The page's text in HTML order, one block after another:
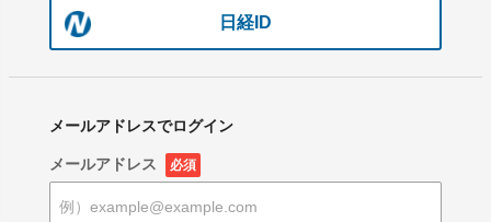
日経ID
メールアドレスでログイン
メールアドレス 必須